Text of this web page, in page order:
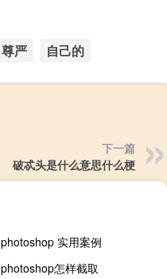
尊严 自己的
下一篇
破忒头是什么意思什么梗
photoshop 实用案例
photoshop怎样截取